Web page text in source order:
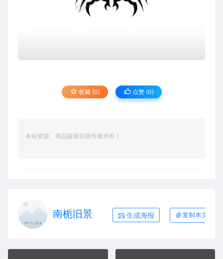
收藏 (0) 点赞 (0)
本站资源、商品版权归原作者所有！
南栀旧景 生成海报 复制本文链接